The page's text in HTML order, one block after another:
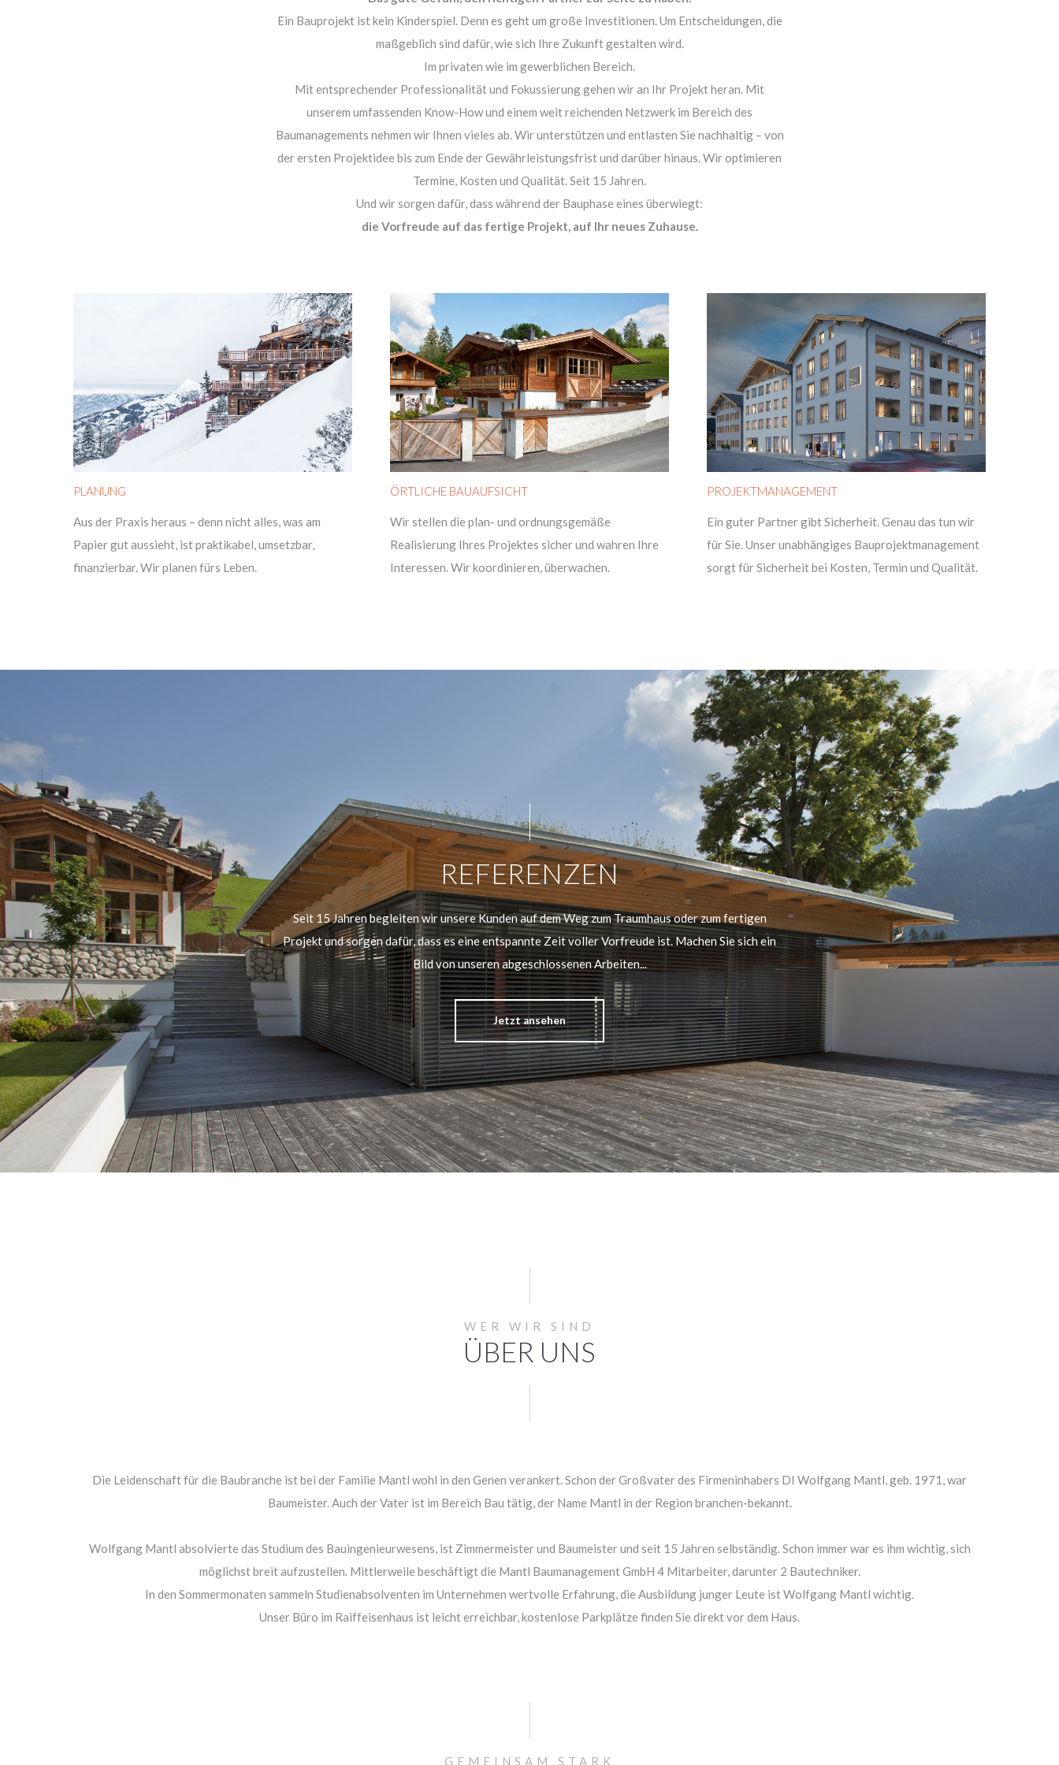
Ein Bauprojekt ist kein Kinderspiel. Denn es geht um große Investitionen. Um Entscheidungen, die
maßgeblich sind dafür, wie sich Ihre Zukunft gestalten wird.
Im privaten wie im gewerblichen Bereich.
Mit entsprechender Professionalität und Fokussierung gehen wir an Ihr Projekt heran. Mit
unserem umfassenden Know-How und einem weit reichenden Netzwerk im Bereich des
Baumanagements nehmen wir Ihnen vieles ab. Wir unterstützen und entlasten Sie nachhaltig – von
der ersten Projektidee bis zum Ende der Gewährleistungsfrist und darüber hinaus. Wir optimieren
Termine, Kosten und Qualität. Seit 15 Jahren.
Und wir sorgen dafür, dass während der Bauphase eines überwiegt:
die Vorfreude auf das fertige Projekt, auf Ihr neues Zuhause.
PLANUNG
Aus der Praxis heraus – denn nicht alles, was am
Papier gut aussieht, ist praktikabel, umsetzbar,
finanzierbar. Wir planen fürs Leben.
ÖRTLICHE BAUAUFSICHT
Wir stellen die plan- und ordnungsgemäße
Realisierung Ihres Projektes sicher und wahren Ihre
Interessen. Wir koordinieren, überwachen.
PROJEKTMANAGEMENT
Ein guter Partner gibt Sicherheit. Genau das tun wir
für Sie. Unser unabhängiges Bauprojektmanagement
sorgt für Sicherheit bei Kosten, Termin und Qualität.
REFERENZEN
Seit 15 Jahren begleiten wir unsere Kunden auf dem Weg zum Traumhaus oder zum fertigen
Projekt und sorgen dafür, dass es eine entspannte Zeit voller Vorfreude ist. Machen Sie sich ein
Bild von unseren abgeschlossenen Arbeiten...
Jetzt ansehen
WER WIR SIND
ÜBER UNS
Die Leidenschaft für die Baubranche ist bei der Familie Mantl wohl in den Genen verankert. Schon der Großvater des Firmeninhabers DI Wolfgang Mantl, geb. 1971, war
Baumeister. Auch der Vater ist im Bereich Bau tätig, der Name Mantl in der Region branchen-bekannt.
Wolfgang Mantl absolvierte das Studium des Bauingenieurwesens, ist Zimmermeister und Baumeister und seit 15 Jahren selbständig. Schon immer war es ihm wichtig, sich
möglichst breit aufzustellen. Mittlerweile beschäftigt die Mantl Baumanagement GmbH 4 Mitarbeiter, darunter 2 Bautechniker.
In den Sommermonaten sammeln Studienabsolventen im Unternehmen wertvolle Erfahrung, die Ausbildung junger Leute ist Wolfgang Mantl wichtig.
Unser Büro im Raiffeisenhaus ist leicht erreichbar, kostenlose Parkplätze finden Sie direkt vor dem Haus.
GEMEINSAM STARK